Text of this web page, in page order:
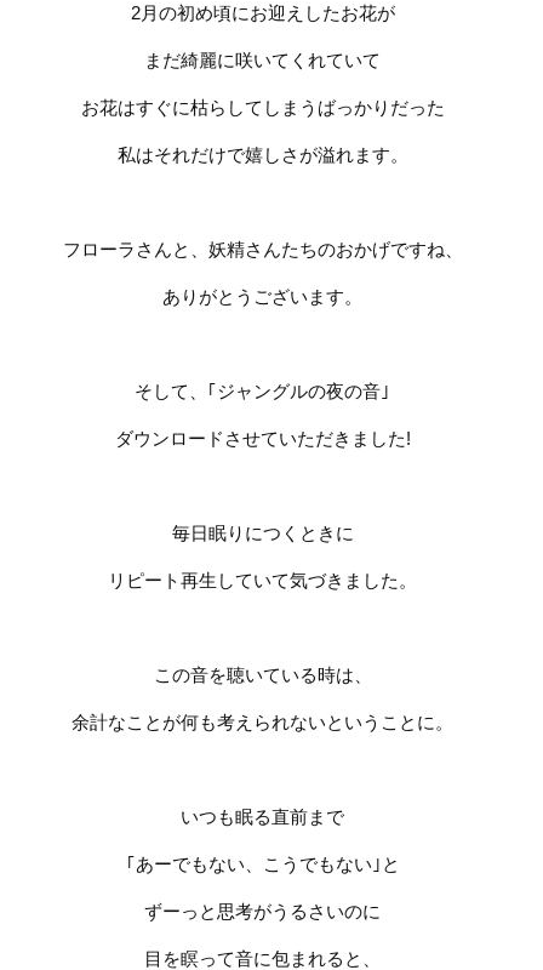
2月の初め頃にお迎えしたお花が
まだ綺麗に咲いてくれていて
お花はすぐに枯らしてしまうばっかりだった
私はそれだけで嬉しさが溢れます。
フローラさんと、妖精さんたちのおかげですね、
ありがとうございます。
そして、｢ジャングルの夜の音｣
ダウンロードさせていただきました!
毎日眠りにつくときに
リピート再生していて気づきました。
この音を聴いている時は、
余計なことが何も考えられないということに。
いつも眠る直前まで
｢あーでもない、こうでもない｣と
ずーっと思考がうるさいのに
目を瞑って音に包まれると、